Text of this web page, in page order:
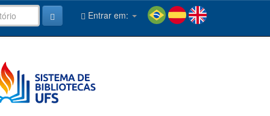
Entrar em: